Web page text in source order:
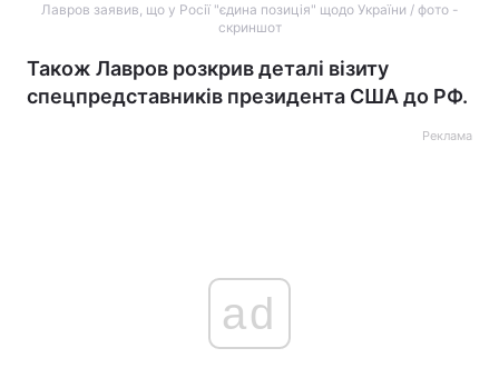
Лавров заявив, що у Росії "єдина позиція" щодо України / фото -
скриншот
Також Лавров розкрив деталі візиту
спецпредставників президента США до РФ.
Реклама
ad